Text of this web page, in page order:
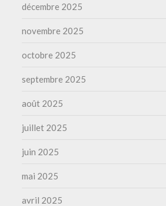
décembre 2025
novembre 2025
octobre 2025
septembre 2025
août 2025
juillet 2025
juin 2025
mai 2025
avril 2025